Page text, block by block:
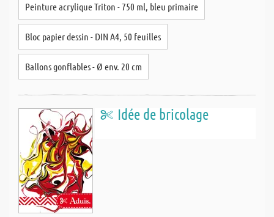
Peinture acrylique Triton - 750 ml, bleu primaire
Bloc papier dessin - DIN A4, 50 feuilles
Ballons gonflables - Ø env. 20 cm
Idée de bricolage